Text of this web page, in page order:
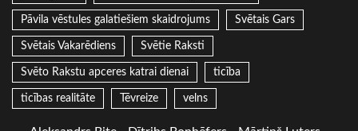
Pāvila vēstules galatiešiem skaidrojums Svētais Gars
Svētais Vakarēdiens Svētie Raksti
Svēto Rakstu apceres katrai dienai ticība
ticības realitāte Tēvreize velns